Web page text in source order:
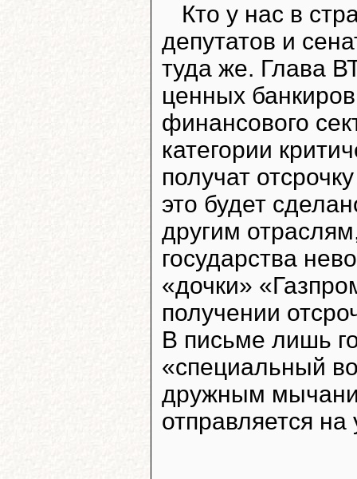
Кто у нас в
депутатов и
туда же. Глава
ценных
финансового
категории
получат
это будет
другим
государства
«дочки»
получении
В письме лишь
«специальный
дружным
отправляется на